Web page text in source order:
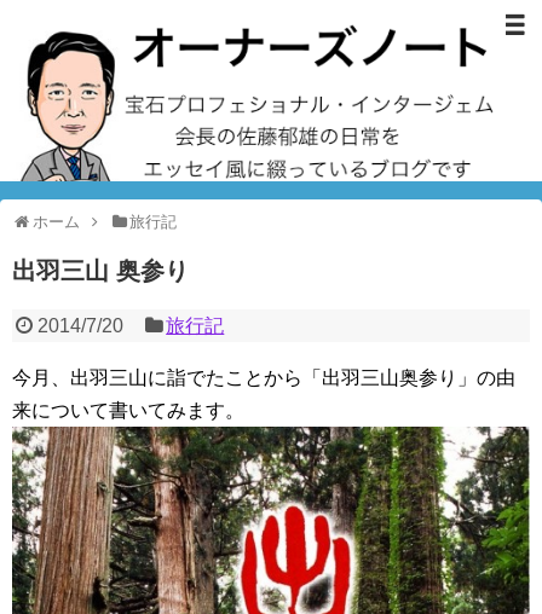
ホーム 旅行記
出羽三山 奥参り
2014/7/20 旅行記
今月、出羽三山に詣でたことから「出羽三山奥参り」の由
来について書いてみます。